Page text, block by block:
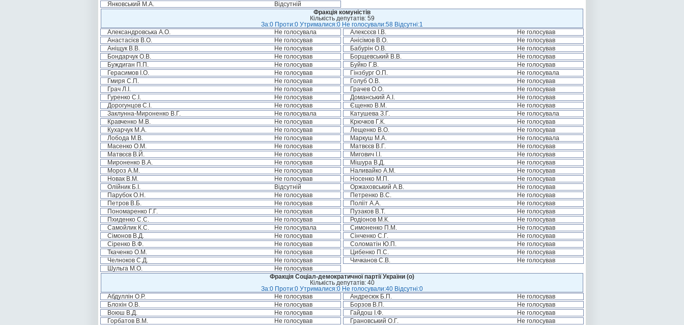
Янковський М.А.
Відсутній
Фракція комуністів
Кількість депутатів: 59
За:0 Проти:0 Утрималися:0 Не голосували:58 Відсутні:1
Александровська А.О.
Не голосувала Алексєєв І.В.
Не голосував
Анастасієв В.О.
Не голосував Анісімов В.О.
Не голосував
Аніщук В.В.
Не голосував Бабурін О.В.
Не голосував
Бондарчук О.В.
Не голосував Борщевський В.В.
Не голосував
Буждиган П.П.
Не голосував Буйко Г.В.
Не голосував
Герасимов І.О.
Не голосував Гінзбург О.П.
Не голосувала
Гмиря С.П.
Не голосував Голуб О.В.
Не голосував
Грач Л.І.
Не голосував Грачев О.О.
Не голосував
Гуренко С.І.
Не голосував Доманський А.І.
Не голосував
Дорогунцов С.І.
Не голосував Єщенко В.М.
Не голосував
Заклунна-Мироненко В.Г.
Не голосувала Катушева З.Г.
Не голосувала
Кравченко М.В.
Не голосував Крючков Г.К.
Не голосував
Кухарчук М.А.
Не голосував Лещенко В.О.
Не голосував
Лобода М.В.
Не голосував Маркуш М.А.
Не голосувала
Масенко О.М.
Не голосував Матвєєв В.Г.
Не голосував
Матвєєв В.Й.
Не голосував Мигович І.І.
Не голосував
Мироненко В.А.
Не голосував Мішура В.Д.
Не голосував
Мороз А.М.
Не голосував Наливайко А.М.
Не голосував
Новак В.М.
Не голосував Носенко М.П.
Не голосував
Олійник Б.І.
Відсутній Оржаховський А.В.
Не голосував
Парубок О.Н.
Не голосував Петренко В.С.
Не голосував
Петров В.Б.
Не голосував Полііт А.А.
Не голосував
Пономаренко Г.Г.
Не голосував Пузаков В.Т.
Не голосував
Пхиденко С.С.
Не голосував Родіонов М.К.
Не голосував
Самойлик К.С.
Не голосувала Симоненко П.М.
Не голосував
Сімонов В.Д.
Не голосував Сінченко С.Г.
Не голосував
Сіренко В.Ф.
Не голосував Соломатін Ю.П.
Не голосував
Ткаченко О.М.
Не голосував Цибенко П.С.
Не голосував
Челноков С.Д.
Не голосував Чичканов С.В.
Не голосував
Шульга М.О.
Не голосував
Фракція Соціал-демократичної партії України (о)
Кількість депутатів: 40
За:0 Проти:0 Утрималися:0 Не голосували:40 Відсутні:0
Абдуллін О.Р.
Не голосував Андресюк Б.П.
Не голосував
Блохін О.В.
Не голосував Борзов В.П.
Не голосував
Воюш В.Д.
Не голосував Гайдош І.Ф.
Не голосував
Горбатов В.М.
Не голосував Грановський О.Г.
Не голосував